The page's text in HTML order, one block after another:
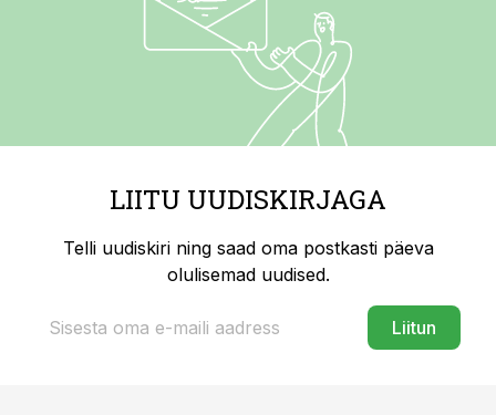
LIITU UUDISKIRJAGA
Telli uudiskiri ning saad oma postkasti päeva
olulisemad uudised.
Liitun